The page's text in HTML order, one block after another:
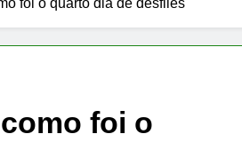
foi o quarto dia de desfiles
foi o